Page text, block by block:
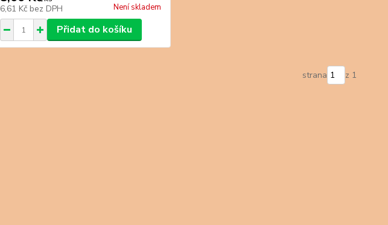
6,61 Kč bez DPH Není skladem
Přidat do košíku
strana z 1